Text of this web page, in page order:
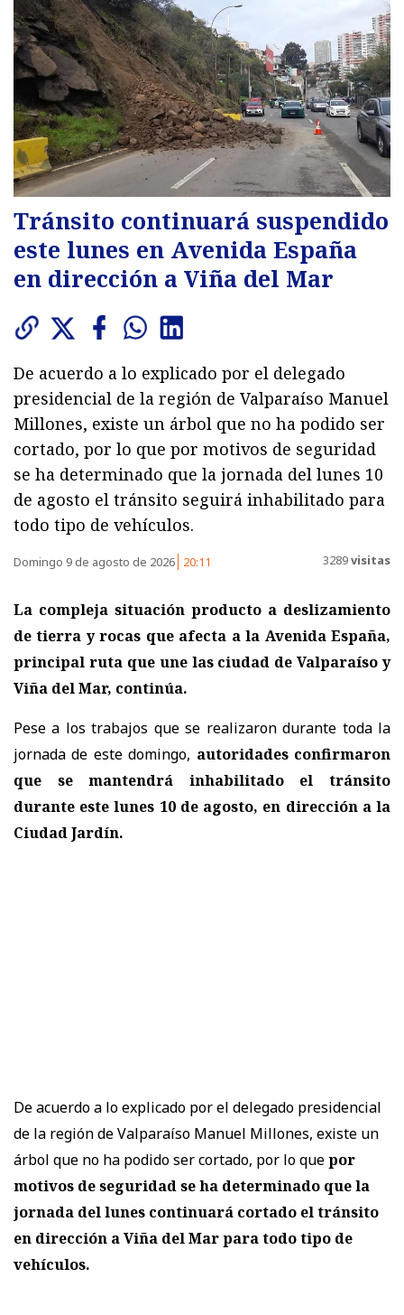
Tránsito continuará suspendido
este lunes en Avenida España
en dirección a Viña del Mar
De acuerdo a lo explicado por el delegado
presidencial de la región de Valparaíso Manuel
Millones, existe un árbol que no ha podido ser
cortado, por lo que por motivos de seguridad
se ha determinado que la jornada del lunes 10
de agosto el tránsito seguirá inhabilitado para
todo tipo de vehículos.
Domingo 9 de agosto de 2026 20:11 3289visitas
La compleja situación producto a deslizamiento
de tierra y rocas que afecta a la Avenida España,
principal ruta que une las ciudad de Valparaíso y
Viña del Mar, continúa.
Pese a los trabajos que se realizaron durante toda la
jornada de este domingo, autoridades confirmaron
que se mantendrá inhabilitado el tránsito
durante este lunes 10 de agosto, en dirección a la
Ciudad Jardín.
De acuerdo a lo explicado por el delegado presidencial
de la región de Valparaíso Manuel Millones, existe un
árbol que no ha podido ser cortado, por lo quepor
motivos de seguridad se ha determinado que la
jornada del lunes continuará cortado el tránsito
en dirección a Viña del Mar para todo tipo de
vehículos.